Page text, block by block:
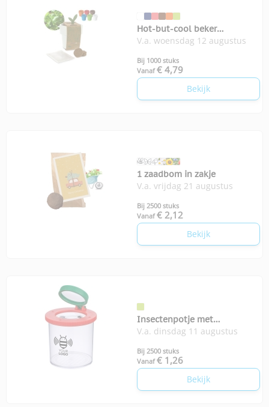
Hot-but-cool beker
basilicumzaadjes
V.a. woensdag 12 augustus
Bij 1000 stuks
Vanaf € 4,79
Bekijk
1 zaadbom in zakje
V.a. vrijdag 21 augustus
Bij 2500 stuks
Vanaf € 2,12
Bekijk
Insectenpotje met
vergrootglas
V.a. dinsdag 11 augustus
Bij 2500 stuks
Vanaf € 1,26
Bekijk